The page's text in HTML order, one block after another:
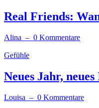
Real Friends:
Alina – 0 Kommentare
Gefühle
Neues Jahr,
Louisa – 0 Kommentare